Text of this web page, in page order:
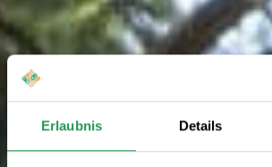
Erlaubnis Details